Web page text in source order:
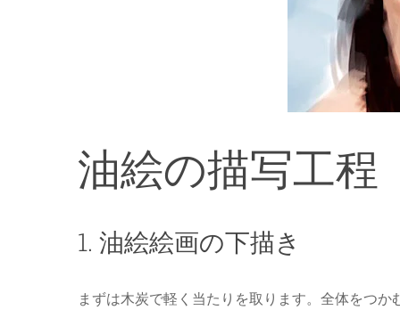
油絵の描写工程
1. 油絵絵画の下描き
まずは木炭で軽く当たりを取ります。全体をつ